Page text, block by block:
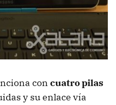
con cuatro pilas
y su enlace vía